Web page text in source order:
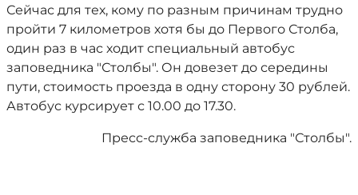
Сейчас для тех, кому по разным причинам трудно
пройти 7 километров хотя бы до Первого Столба,
один раз в час ходит специальный автобус
заповедника "Столбы". Он довезет до середины
пути, стоимость проезда в одну сторону 30 рублей.
Автобус курсирует с 10.00 до 17.30.
Пресс-служба заповедника "Столбы".